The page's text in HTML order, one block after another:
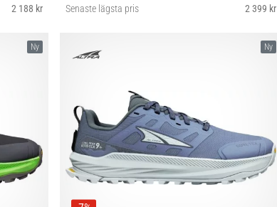
2 188 kr Senaste lägsta pris 2 399 kr
Ny Ny